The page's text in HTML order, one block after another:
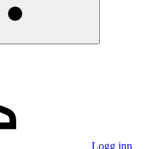
Logg inn